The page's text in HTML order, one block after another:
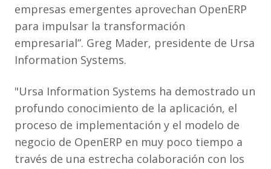
empresas emergentes aprovechan OpenERP
para impulsar la transformación
empresarial”. Greg Mader, presidente de Ursa
Information Systems.
"Ursa Information Systems ha demostrado un
profundo conocimiento de la aplicación, el
proceso de implementación y el modelo de
negocio de OpenERP en muy poco tiempo a
través de una estrecha colaboración con los